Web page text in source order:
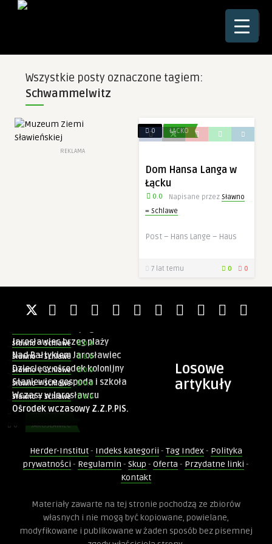
☰
Wszystkie posty oznaczone tagiem:
Schwammelwitz
REKLAMA
0 ŁĄCKO
Dom Hansa Langa w
Łącku
0.0 Napisane przez Sławno
= Schlawe
Post – Hans Lange – Haus
7 lat temu 0 0
Losowe
artykuły
0 PIESZCZ
Sławno = Schlawe 0.0
Pieszcz koło Sławna
0 PIEŃKOWO
Sławno = Schlawe 0.0
0 JAROSŁAWIEC
0.0
Jarosławiec brzeg plaży
0 JAROSŁAWIEC
Sławno = Schlawe 0.0
Nad Bałtykiem Jarosławiec
0 JAROSŁAWIEC
Sławno = Schlawe 0.0
Dziecięcy ośrodek kolonijny
0 STANIEWICE
Sławno = Schlawe 0.0
Staniewice gospoda i szkoła
0 JAROSŁAWIEC
Sławno = Schlawe 0.0
Wczasy w Jarosławcu
Sławno = Schlawe 0.0
Ośrodek wczasowy Z.Z.P.PiS.
ŁĄCKO
Sławno = Schlawe 0.0
Dwuczęściowa pocztówka z Łącka
Herder-Institut- Indeks kategorii - Tag Index- Polityka
prywatności - Regulamin - Skup - Oferta - Przydatne linki -
Kontakt
Materiały zawarte na tej stronie pochodzą ze zbiorów
własnych i nie mogą być kopiowane, powielane,
modyfikowane i publikowane w żaden sposób bez pisemnej
Konieczne
nie są
opcjonalne. Są
do
funkcjonowania
strony
internetowej.
Statystyka
poprawić
i strukturę
strony
internetowej,
strona jest
używana.